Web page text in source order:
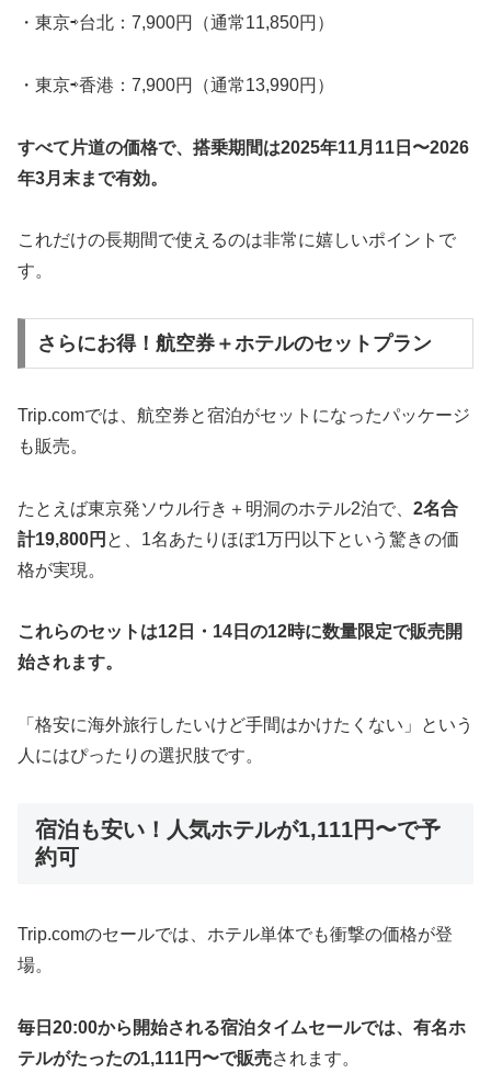
・東京⇨台北：7,900円（通常11,850円）
・東京⇨香港：7,900円（通常13,990円）
すべて片道の価格で、搭乗期間は2025年11月11日〜2026
年3月末まで有効。
これだけの長期間で使えるのは非常に嬉しいポイントで
す。
さらにお得！航空券＋ホテルのセットプラン
Trip.comでは、航空券と宿泊がセットになったパッケージ
も販売。
たとえば東京発ソウル行き＋明洞のホテル2泊で、 2名合
計19,800円 と、1名あたりほぼ1万円以下という驚きの価
格が実現。
これらのセットは12日・14日の12時に数量限定で販売開
始されます。
「格安に海外旅行したいけど手間はかけたくない」という
人にはぴったりの選択肢です。
宿泊も安い！人気ホテルが1,111円〜で予
約可
Trip.comのセールでは、ホテル単体でも衝撃の価格が登
場。
毎日20:00から開始される宿泊タイムセールでは、有名ホ
テルがたったの1,111円〜で販売されます。